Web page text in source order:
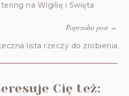
na Wigilię i Święta
Poprzedni post→
lista rzeczy do zrobienia
Cię też: